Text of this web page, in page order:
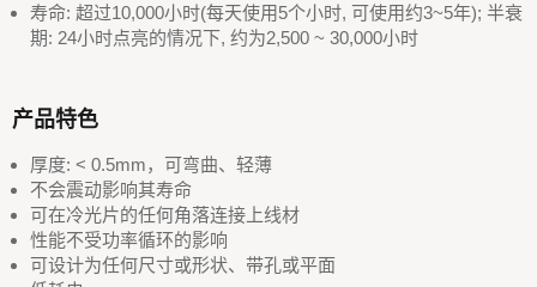
寿命: 超过10,000小时(每天使用5个小时, 可使用约3~5年); 半衰
期: 24小时点亮的情况下, 约为2,500 ~ 30,000小时
产品特色
厚度: < 0.5mm，可弯曲、轻薄
不会震动影响其寿命
可在冷光片的任何角落连接上线材
性能不受功率循环的影响
可设计为任何尺寸或形状、带孔或平面